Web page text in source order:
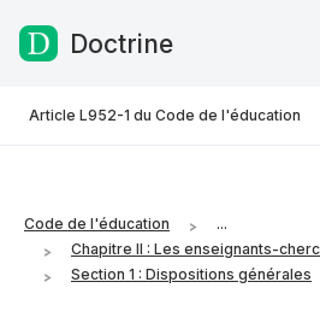
Passer au contenu
Doctrine
Article L952-1 du Code de l'éducation
Code de l'éducation
...
Section 1 : Dispositions générales